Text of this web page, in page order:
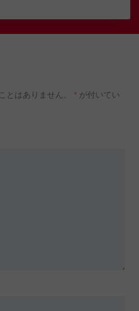
とはありません。 * が付いてい